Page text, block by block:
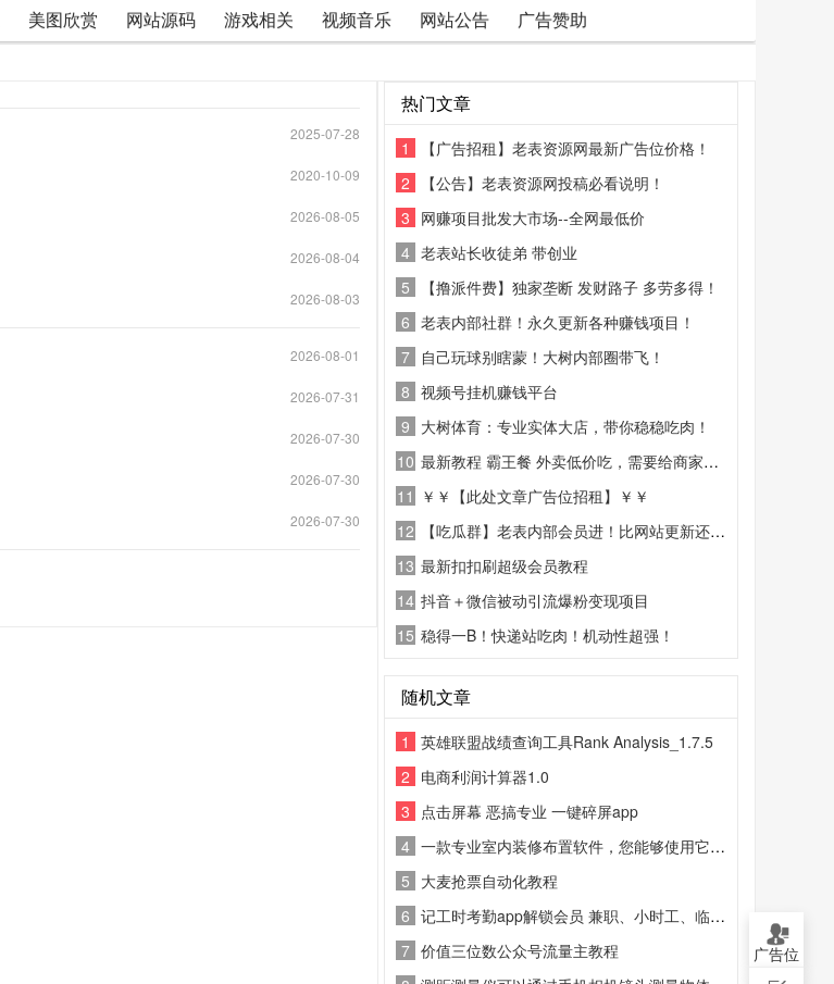
美图欣赏 网站源码 游戏相关 视频音乐 网站公告 广告赞助
2025-07-28
2020-10-09
2026-08-05
2026-08-04
2026-08-03
2026-08-01
2026-07-31
2026-07-30
2026-07-30
2026-07-30
热门文章
1
【广告招租】老表资源网最新广告位价格！
2
【公告】老表资源网投稿必看说明！
3 网赚项目批发大市场--全网最低价
4 老表站长收徒弟 带创业
5
【撸派件费】独家垄断 发财路子 多劳多得！
6 老表内部社群！永久更新各种赚钱项目！
7 自己玩球别瞎蒙！大树内部圈带飞！
8 视频号挂机赚钱平台
9 大树体育：专业实体大店，带你稳稳吃肉！
10 最新教程 霸王餐 外卖低价吃，需要给商家好评
11 ￥￥【此处文章广告位招租】￥￥
12
【吃瓜群】老表内部会员进！比网站更新还精彩！
13 最新扣扣刷超级会员教程
14 抖音＋微信被动引流爆粉变现项目
15 稳得一B！快递站吃肉！机动性超强！
随机文章
1
英雄联盟战绩查询工具Rank Analysis_1.7.5
2 电商利润计算器1.0
3 点击屏幕 恶搞专业 一键碎屏app
4 一款专业室内装修布置软件，您能够使用它来创建详细并且非常精确的室内设计平面图
5 大麦抢票自动化教程
6 记工时考勤app解锁会员 兼职、小时工、临时工打造的工时记录工具
7 价值三位数公众号流量主教程
广告位